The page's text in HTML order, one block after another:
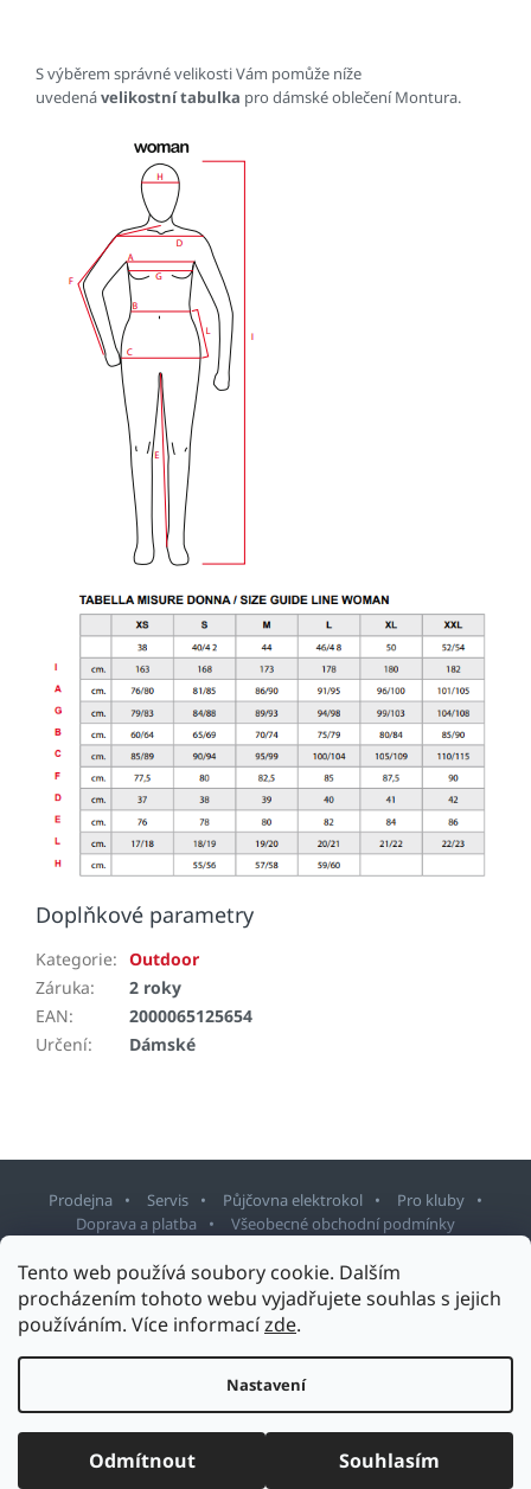
Tento web používá soubory cookie. Dalším
procházením tohoto webu vyjadřujete souhlas s jejich
používáním. Více informacízde.
Nastavení
Odmítnout Souhlasím
S výběrem správné velikosti Vám pomůže níže
uvedenávelikostní tabulka pro dámské oblečení Montura.
Doplňkové parametry
Kategorie: Outdoor
Záruka:
2 roky
EAN:
2000065125654
Určení: Dámské
Prodejna Servis Půjčovna elektrokol
Pro kluby
Doprava a platba
Všeobecné obchodní podmínky
Vytvořil Shoptet
Upravit nastavení cookies
Design šablony vytvořilShoptetak.cz